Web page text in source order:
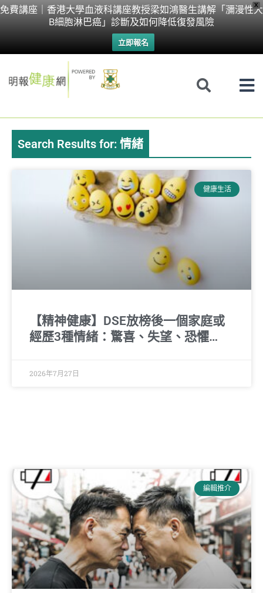
X
免費講座｜香港大學血液科講座教授梁如鴻醫生講解「瀰漫性大
B細胞淋巴癌」診斷及如何降低復發風險
立即報名
Skip
Search Results for: 情緒
健康生活
【精神健康】DSE放榜後一個家庭或
經歷3種情緒：驚喜、失望、恐懼…
2026年7月27日
編輯推介
PagePagePage Page